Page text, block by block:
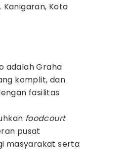
Kanigaran, Kota
adalah Graha
komplit, dan
fasilitas
foodcourt
pusat
masyarakat serta